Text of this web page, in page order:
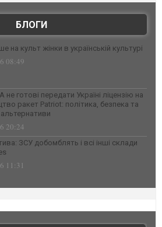
БЛОГИ
на культ жінки в українській культурі
08:49
готові передати Україні ліцензію на
ракет Patriot: політика, безпека та
20:24
ЗСУ добомблять і всі інші склади
11:31